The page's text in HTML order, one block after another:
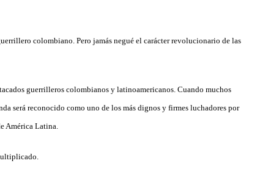
colombiano. Pero jamás negué el carácter revolucionario de las
guerrilleros colombianos y latinoamericanos. Cuando muchos
será reconocido como uno de los más dignos y firmes luchadores por
América Latina.